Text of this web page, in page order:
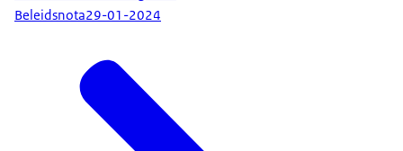
Beleidsnota29-01-2024